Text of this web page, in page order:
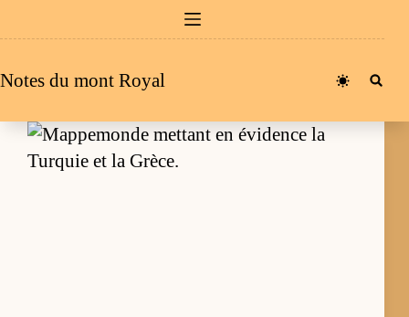
au
Notes du mont Royal